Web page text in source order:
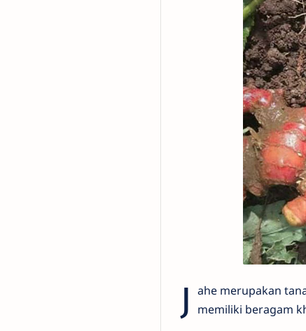
J ahe merupakan
memiliki beragam